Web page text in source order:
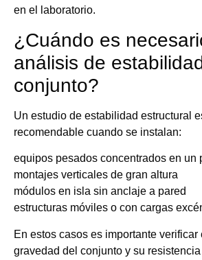
en el laboratorio.
¿Cuándo es
análisis de
conjunto?
Un estudio de estabilidad estructural
recomendable cuando se instalan:
equipos pesados concentrados en un
montajes verticales de gran altura
módulos en isla sin anclaje a pared
estructuras móviles o con cargas
En estos casos es importante verificar
gravedad del conjunto y su